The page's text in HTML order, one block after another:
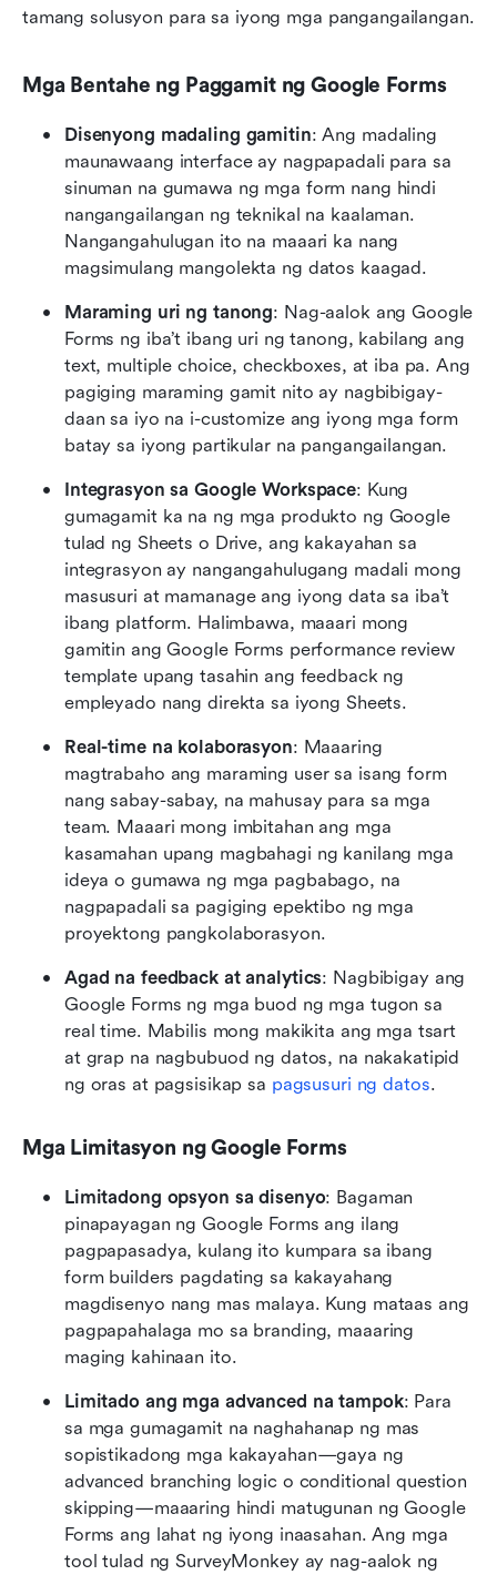
tamang solusyon para sa iyong mga pangangailangan.
Mga Bentahe ng Paggamit ng Google Forms
Disenyong madaling gamitin: Ang madaling
maunawaang interface ay nagpapadali para sa
sinuman na gumawa ng mga form nang hindi
nangangailangan ng teknikal na kaalaman.
Nangangahulugan ito na maaari ka nang
magsimulang mangolekta ng datos kaagad.
Maraming uri ng tanong: Nag-aalok ang Google
Forms ng iba’t ibang uri ng tanong, kabilang ang
text, multiple choice, checkboxes, at iba pa. Ang
pagiging maraming gamit nito ay nagbibigay-
daan sa iyo na i-customize ang iyong mga form
batay sa iyong partikular na pangangailangan.
Integrasyon sa Google Workspace: Kung
gumagamit ka na ng mga produkto ng Google
tulad ng Sheets o Drive, ang kakayahan sa
integrasyon ay nangangahulugang madali mong
masusuri at mamanage ang iyong data sa iba’t
ibang platform. Halimbawa, maaari mong
gamitin ang Google Forms performance review
template upang tasahin ang feedback ng
empleyado nang direkta sa iyong Sheets.
Real-time na kolaborasyon: Maaaring
magtrabaho ang maraming user sa isang form
nang sabay-sabay, na mahusay para sa mga
team. Maaari mong imbitahan ang mga
kasamahan upang magbahagi ng kanilang mga
ideya o gumawa ng mga pagbabago, na
nagpapadali sa pagiging epektibo ng mga
proyektong pangkolaborasyon.
Agad na feedback at analytics: Nagbibigay ang
Google Forms ng mga buod ng mga tugon sa
real time. Mabilis mong makikita ang mga tsart
at grap na nagbubuod ng datos, na nakakatipid
ng oras at pagsisikap sa pagsusuri ng datos.
Mga Limitasyon ng Google Forms
Limitadong opsyon sa disenyo: Bagaman
pinapayagan ng Google Forms ang ilang
pagpapasadya, kulang ito kumpara sa ibang
form builders pagdating sa kakayahang
magdisenyo nang mas malaya. Kung mataas ang
pagpapahalaga mo sa branding, maaaring
maging kahinaan ito.
Limitado ang mga advanced na tampok: Para
sa mga gumagamit na naghahanap ng mas
sopistikadong mga kakayahan—gaya ng
advanced branching logic o conditional question
skipping—maaaring hindi matugunan ng Google
Forms ang lahat ng iyong inaasahan. Ang mga
tool tulad ng SurveyMonkey ay nag-aalok ng